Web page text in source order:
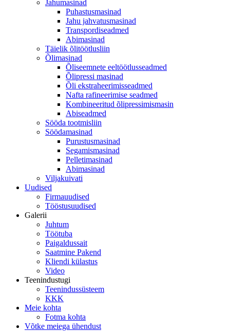
Jahumasinad
Puhastusmasinad
Jahu jahvatusmasinad
Transpordiseadmed
Abimasinad
Täielik õlitöötlusliin
Õlimasinad
Õliseemnete eeltöötlusseadmed
Õlipressi masinad
Õli ekstraheerimisseadmed
Nafta rafineerimise seadmed
Kombineeritud õlipressimismasin
Abiseadmed
Sööda tootmisliin
Söödamasinad
Purustusmasinad
Segamismasinad
Pelletimasinad
Abimasinad
Viljakuivati
Uudised
Firmauudised
Tööstusuudised
Galerii
Juhtum
Töötuba
Paigaldussait
Saatmine Pakend
Kliendi külastus
Video
Teenindustugi
Teenindussüsteem
KKK
Meie kohta
Fotma kohta
Võtke meiega ühendust